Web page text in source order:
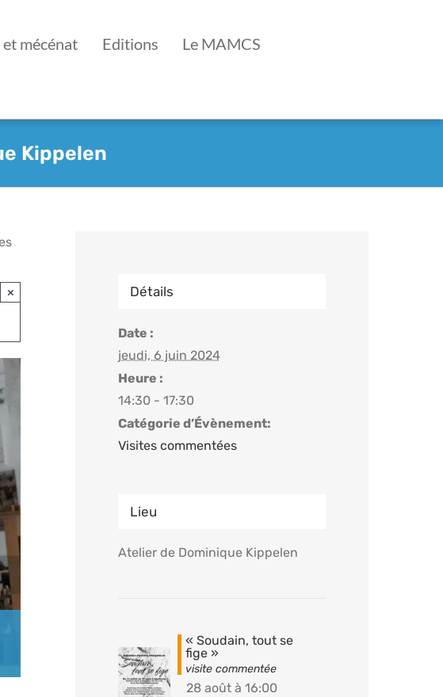
mécénat Editions
Le MAMCS
Kippelen
× Détails
Date :
jeudi, 6 juin 2024
Heure :
14:30 - 17:30
Catégorie d’Évènement:
Visites commentées
Lieu
Atelier de Dominique Kippelen
« Soudain, tout se
fige »
28 août à 16:00